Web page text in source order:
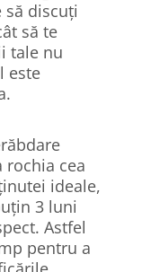
discuți
să te
tale nu
este
rochia cea
ideale,
3 luni
Astfel
pentru a